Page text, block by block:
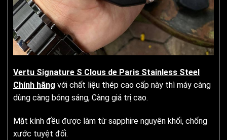
Vertu Signature S Clous de Paris Stainless Steel
Chính hãng với chất liệu thép cao cấp này thì máy càng
dùng càng bóng sáng, Càng giá trị cao.
Mặt kính đều được làm từ sapphire nguyên khối, chống
xước tuyệt đối.